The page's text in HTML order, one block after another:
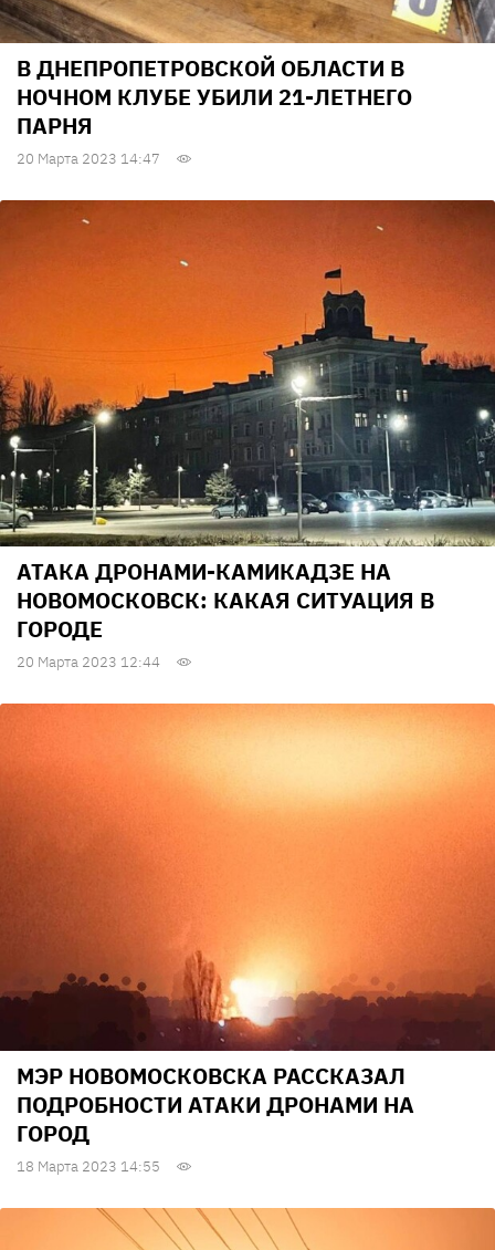
В ДНЕПРОПЕТРОВСКОЙ ОБЛАСТИ В
НОЧНОМ КЛУБЕ УБИЛИ 21-ЛЕТНЕГО
ПАРНЯ
20 Марта 2023 14:47
АТАКА ДРОНАМИ-КАМИКАДЗЕ НА
НОВОМОСКОВСК: КАКАЯ СИТУАЦИЯ В
ГОРОДЕ
20 Марта 2023 12:44
МЭР НОВОМОСКОВСКА РАССКАЗАЛ
ПОДРОБНОСТИ АТАКИ ДРОНАМИ НА
ГОРОД
18 Марта 2023 14:55